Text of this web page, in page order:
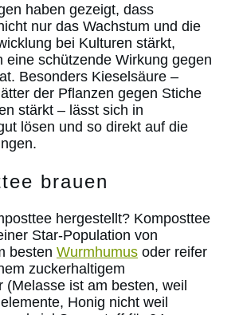
haben gezeigt, dass
nur das Wachstum und die
bei Kulturen stärkt,
eine schützende Wirkung gegen
Besonders Kieselsäure –
der Pflanzen gegen Stiche
stärkt – lässt sich in
lösen und so direkt auf die
brauen
hergestellt? Komposttee
Star-Population von
besten Wurmhumus oder reifer
zuckerhaltigem
(Melasse ist am besten, weil
Honig nicht weil